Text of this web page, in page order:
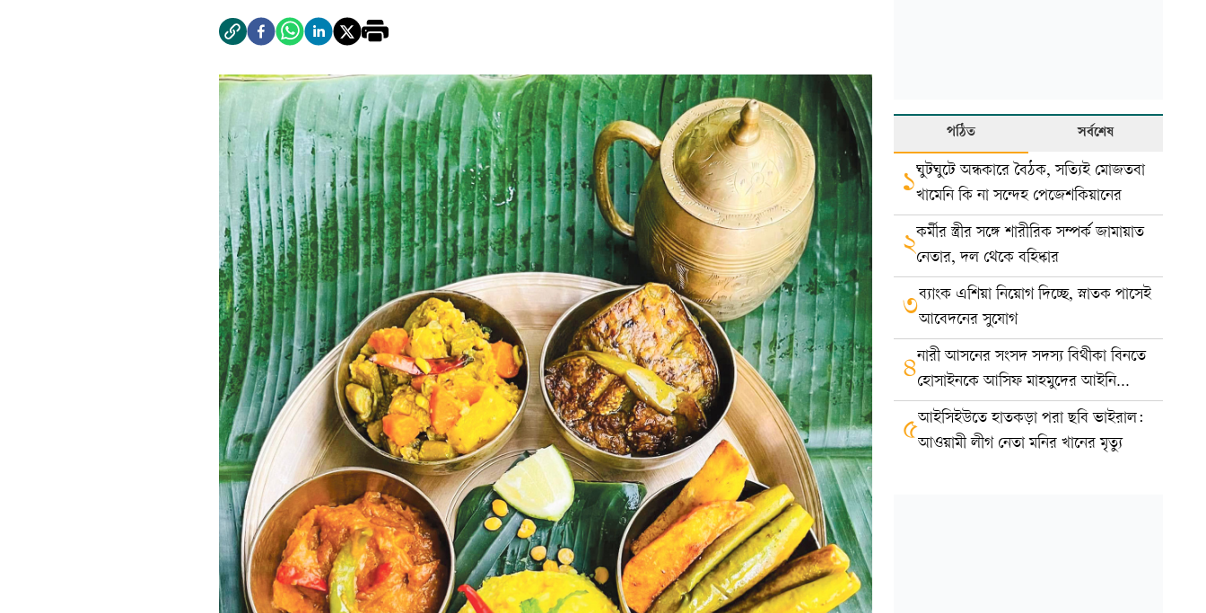
পঠিত সর্বশেষ
১ঘুটঘুটে অন্ধকারে বৈঠক, সত্যিই মোজতবা
খামেনি কি না সন্দেহ পেজেশকিয়ানের
২কর্মীর স্ত্রীর সঙ্গে শারীরিক সম্পর্ক জামায়াত
নেতার, দল থেকে বহিষ্কার
৩ব্যাংক এশিয়া নিয়োগ দিচ্ছে, স্নাতক পাসেই
আবেদনের সুযোগ
৪নারী আসনের সংসদ সদস্য বিথীকা বিনতে
হোসাইনকে আসিফ মাহমুদের আইনি
নোটিশ
৫আইসিইউতে হাতকড়া পরা ছবি ভাইরাল:
আওয়ামী লীগ নেতা মনির খানের মৃত্যু